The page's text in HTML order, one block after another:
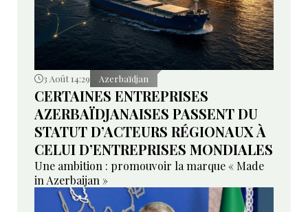
3 Août 14:29 Azerbaïdjan
CERTAINES ENTREPRISES
AZERBAÏDJANAISES PASSENT DU
STATUT D’ACTEURS RÉGIONAUX À
CELUI D’ENTREPRISES MONDIALES
Une ambition : promouvoir la marque « Made
in Azerbaijan »